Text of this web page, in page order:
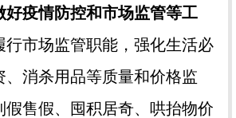
好疫情防控和市场监管等工
行市场监管职能，强化生活必
、消杀用品等质量和价格监
假售假、囤积居奇、哄抬物价